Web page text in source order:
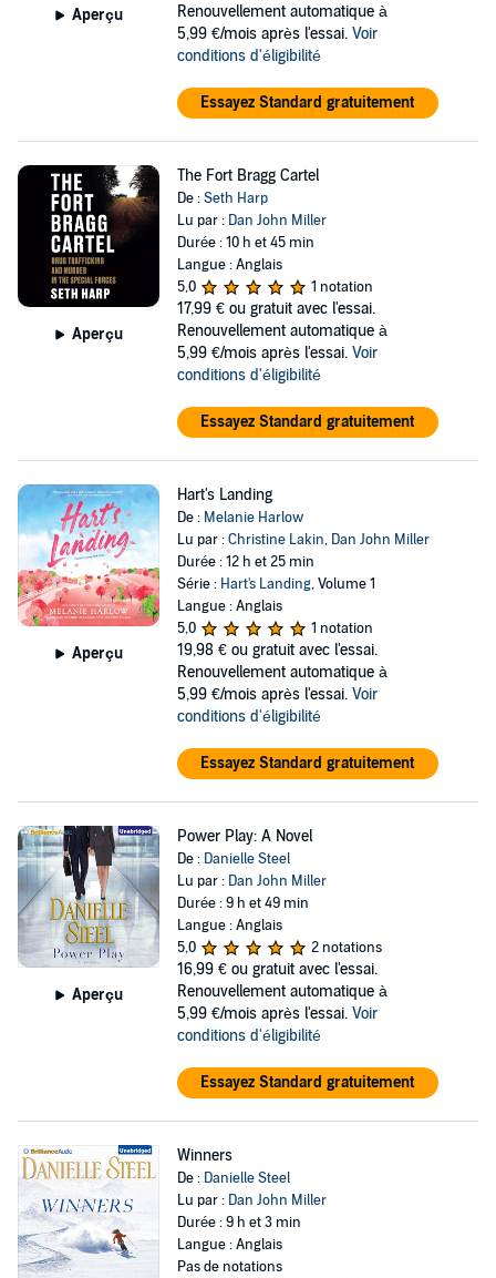
Aperçu
Renouvellement automatique à
5,99 €/mois après l'essai. Voir
conditions d'éligibilité
Essayez Standard gratuitement
Aperçu
The Fort Bragg Cartel
De :Seth Harp
Lu par : Dan John Miller
Durée : 10 h et 45 min
Langue : Anglais
5,0
1 notation
17,99 € ou gratuit avec l'essai.
Renouvellement automatique à
5,99 €/mois après l'essai. Voir
conditions d'éligibilité
Essayez Standard gratuitement
Aperçu
Hart's Landing
De : Melanie Harlow
Lu par :Christine Lakin, Dan John Miller
Durée : 12 h et 25 min
Série : Hart's Landing, Volume 1
Langue : Anglais
5,0
1 notation
19,98 € ou gratuit avec l'essai.
Renouvellement automatique à
5,99 €/mois après l'essai. Voir
conditions d'éligibilité
Essayez Standard gratuitement
Aperçu
Power Play: A Novel
De : Danielle Steel
Lu par : Dan John Miller
Durée : 9 h et 49 min
Langue : Anglais
5,0
2 notations
16,99 € ou gratuit avec l'essai.
Renouvellement automatique à
5,99 €/mois après l'essai. Voir
conditions d'éligibilité
Essayez Standard gratuitement
Winners
De : Danielle Steel
Lu par : Dan John Miller
Durée : 9 h et 3 min
Langue : Anglais
Pas de notations